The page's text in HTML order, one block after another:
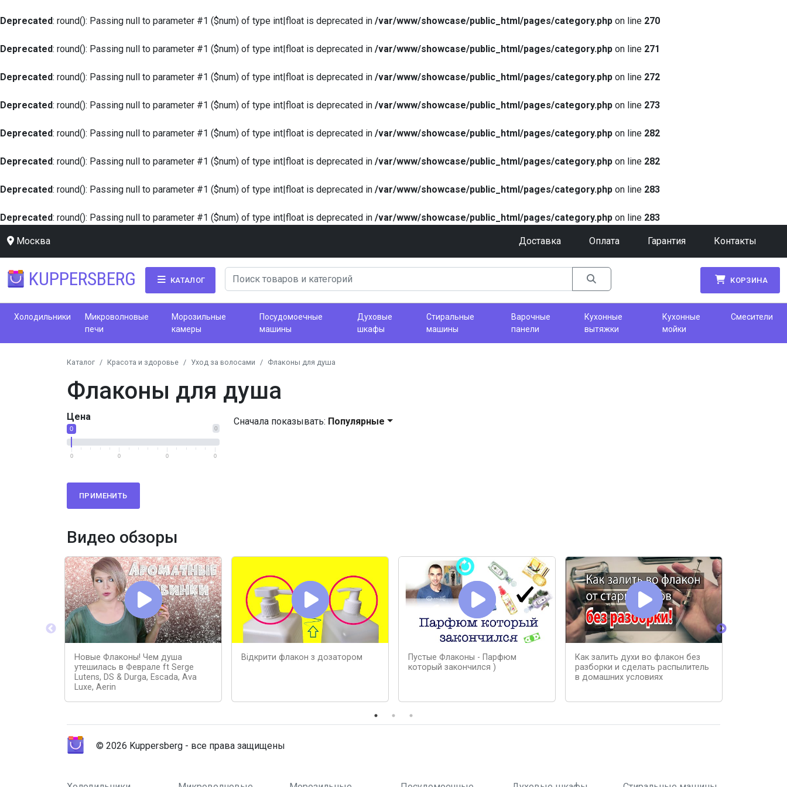
Deprecated: round(): Passing null to parameter #1 ($num) of type int|float is deprecated in /var/www/showcase/public_html/pages/category.php on line 270
Deprecated: round(): Passing null to parameter #1 ($num) of type int|float is deprecated in /var/www/showcase/public_html/pages/category.php on line 271
Deprecated: round(): Passing null to parameter #1 ($num) of type int|float is deprecated in /var/www/showcase/public_html/pages/category.php on line 272
Deprecated: round(): Passing null to parameter #1 ($num) of type int|float is deprecated in /var/www/showcase/public_html/pages/category.php on line 273
Deprecated: round(): Passing null to parameter #1 ($num) of type int|float is deprecated in /var/www/showcase/public_html/pages/category.php on line 282
Deprecated: round(): Passing null to parameter #1 ($num) of type int|float is deprecated in /var/www/showcase/public_html/pages/category.php on line 282
Deprecated: round(): Passing null to parameter #1 ($num) of type int|float is deprecated in /var/www/showcase/public_html/pages/category.php on line 283
Deprecated: round(): Passing null to parameter #1 ($num) of type int|float is deprecated in /var/www/showcase/public_html/pages/category.php on line 283
Москва Доставка Оплата Гарантия Контакты
KUPPERSBERG КАТАЛОГ КОРЗИНА
Холодильники
Микроволновые
печи
Морозильные
камеры
Посудомоечные
машины
Духовые
шкафы
Стиральные
машины
Варочные
панели
Кухонные
вытяжки
Кухонные
мойки
Смесители
Каталог Красота и здоровье Уход за волосами Флаконы для душа
Флаконы для душа
Цена
0
0
0 0 0 0
ПРИМЕНИТЬ
Сначала показывать: Популярные
Видео обзоры
Новые Флаконы! Чем душа
утешилась в Феврале ft Serge
Lutens, DS & Durga, Escada, Ava
Luxe, Aerin
Відкрити флакон з дозатором
Пустые Флаконы - Парфюм
который закончился )
Как залить духи во флакон без
разборки и сделать распылитель
в домашних условиях
© 2026 Kuppersberg - все права защищены